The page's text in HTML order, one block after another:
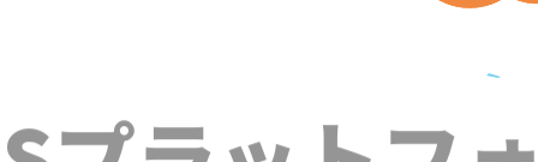
プラットフ